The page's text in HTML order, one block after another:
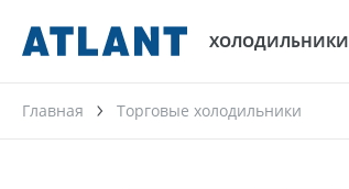
ХОЛОДИЛЬНИКИ
Главная Торговые холодильники